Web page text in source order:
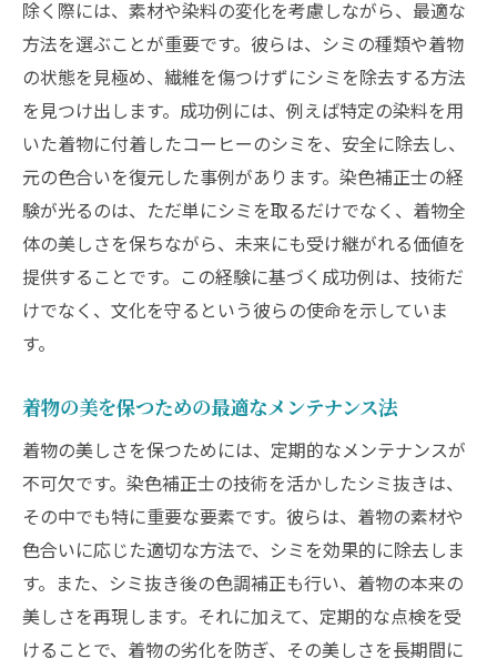
除く際には、素材や染料の変化を考慮しながら、最適な
方法を選ぶことが重要です。彼らは、シミの種類や着物
の状態を見極め、繊維を傷つけずにシミを除去する方法
を見つけ出します。成功例には、例えば特定の染料を用
いた着物に付着したコーヒーのシミを、安全に除去し、
元の色合いを復元した事例があります。染色補正士の経
験が光るのは、ただ単にシミを取るだけでなく、着物全
体の美しさを保ちながら、未来にも受け継がれる価値を
提供することです。この経験に基づく成功例は、技術だ
けでなく、文化を守るという彼らの使命を示していま
す。
着物の美を保つための最適なメンテナンス法
着物の美しさを保つためには、定期的なメンテナンスが
不可欠です。染色補正士の技術を活かしたシミ抜きは、
その中でも特に重要な要素です。彼らは、着物の素材や
色合いに応じた適切な方法で、シミを効果的に除去しま
す。また、シミ抜き後の色調補正も行い、着物の本来の
美しさを再現します。それに加えて、定期的な点検を受
けることで、着物の劣化を防ぎ、その美しさを長期間に